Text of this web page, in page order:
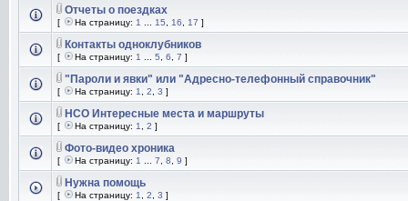
Отчеты о поездках
[ На страницу: 1 15 16 17 ]
Контакты одноклубников
[ На страницу: 1 5 6 7 ]
"Пароли и явки" или "Адресно-телефонный справочник"
[ На страницу: 1 2 3 ]
НСО Интересные места и маршруты
[ На страницу: 1 2 ]
Фото-видео хроника
[ На страницу: 1 7 8 9 ]
Нужна помощь
[ На страницу: 1 2 3 ]